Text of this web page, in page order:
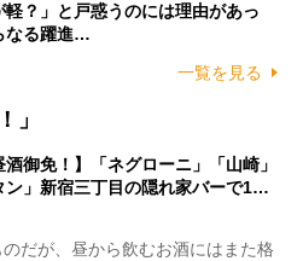
？」と戸惑うのには理由があっ
なる躍進…
一覧を見る
」
酒御免！】「ネグローニ」「山崎」
ン」新宿三丁目の隠れ家バーで1…
だが、昼から飲むお酒にはまた格